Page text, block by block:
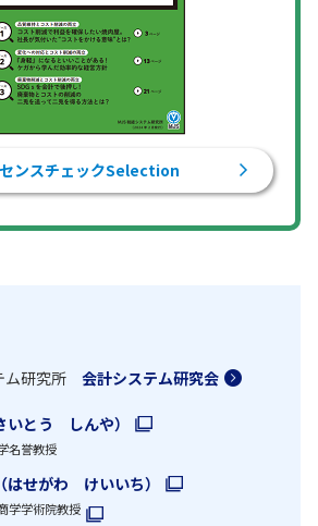
ンスチェックSelection
ム研究所 会計システム研究会
とう しんや）
名誉教授
せがわ けいいち）
学学術院教授